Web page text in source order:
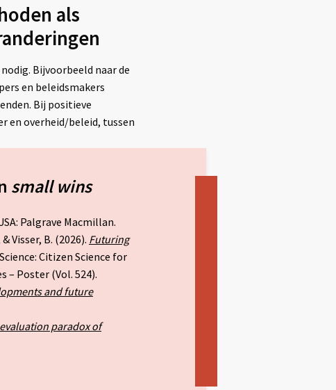
als
Bijvoorbeeld naar de
en beleidsmakers
Bij positieve
en overheid/beleid, tussen
small wins
Palgrave Macmillan.
Visser, B. (2026). Futuring
Citizen Science for
– Poster (Vol. 524).
and future
paradox of